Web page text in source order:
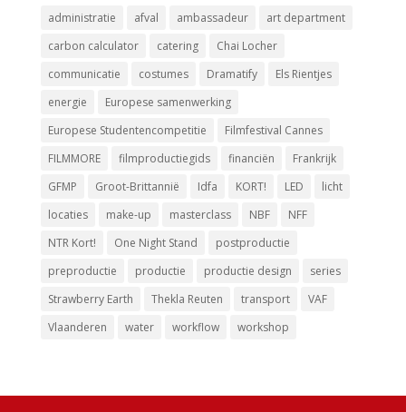
administratie afval ambassadeur
art department
carbon calculator
catering
Chai Locher
communicatie
costumes Dramatify
Els Rientjes
energie
Europese samenwerking
Europese Studentencompetitie
Filmfestival Cannes
FILMMORE
filmproductiegids financiën
Frankrijk
GFMP
Groot-Brittannië Idfa KORT! LED
licht
locaties
make-up masterclass NBF
NFF
NTR Kort!
One Night Stand
postproductie
preproductie
productie productie design
series
Strawberry Earth
Thekla Reuten transport
VAF
Vlaanderen
water workflow workshop